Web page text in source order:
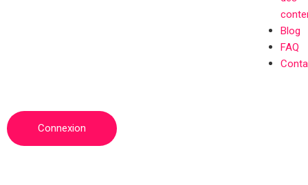
Blog
FAQ
Connexion